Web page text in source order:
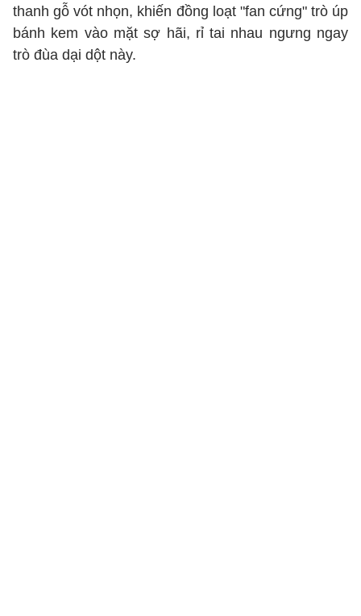
thanh gỗ vót nhọn, khiến đồng loạt "fan cứng" trò úp
bánh kem vào mặt sợ hãi, rỉ tai nhau ngưng ngay
trò đùa dại dột này.